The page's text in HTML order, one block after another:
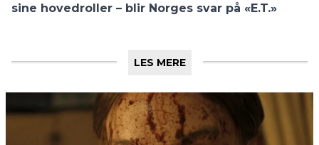
sine hovedroller – blir Norges svar på «E.T.»
LES MERE